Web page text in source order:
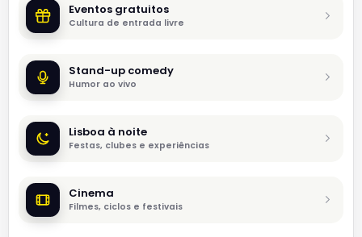
Eventos gratuitos
Cultura de entrada livre
Stand-up comedy
Humor ao vivo
Lisboa à noite
Festas, clubes e experiências
Cinema
Filmes, ciclos e festivais